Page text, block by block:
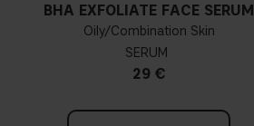
BHA EXFOLIATE FACE SERUM
Oily/Combination Skin
SERUM
29 €